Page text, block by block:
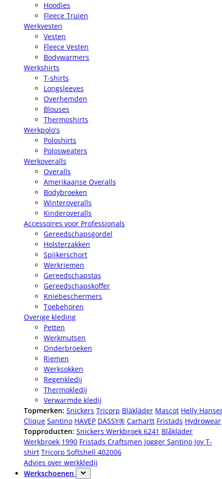
Hoodies
Fleece Truien
Werkvesten
Vesten
Fleece Vesten
Bodywarmers
Werkshirts
T-shirts
Longsleeves
Overhemden
Blouses
Thermoshirts
Werkpolo's
Poloshirts
Polosweaters
Werkoveralls
Overalls
Amerikaanse Overalls
Bodybroeken
Winteroveralls
Kinderoveralls
Accessoires voor Professionals
Gereedschapsgordel
Holsterzakken
Spijkerschort
Werkriemen
Gereedschapstas
Gereedschapskoffer
Kniebeschermers
Toebehoren
Overige kleding
Petten
Werkmutsen
Onderbroeken
Riemen
Werksokken
Regenkledij
Thermokledij
Verwarmde kledij
Topmerken: Snickers Tricorp Bläkläder Mascot Helly
Clique Santino HAVEP DASSY® Carhartt Fristads Hydrowear
Topproducten: Snickers Werkbroek 6241 Blåkläder
Werkbroek 1990 Fristads Craftsmen Jogger Santino Joy T-
shirt Tricorp Softshell 402006
Advies over werkkledij
Werkschoenen